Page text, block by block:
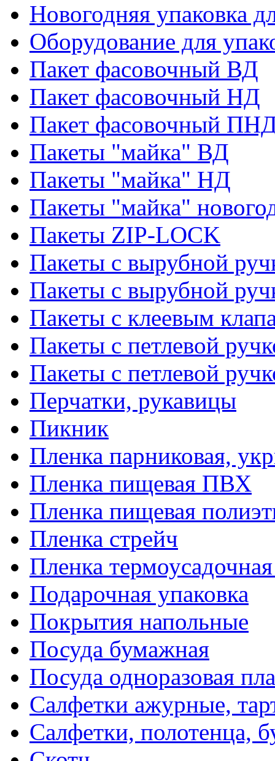
Новогодняя упаковка
Оборудование для
Пакет фасовочный ВД
Пакет фасовочный НД
Пакет фасовочный
Пакеты "майка" ВД
Пакеты "майка" НД
Пакеты "майка"
Пакеты ZIP-LOCK
Пакеты с вырубной
Пакеты с вырубной
Пакеты с клеевым
Пакеты с петлевой
Пакеты с петлевой
Перчатки, рукавицы
Пикник
Пленка парниковая,
Пленка пищевая ПВХ
Пленка пищевая
Пленка стрейч
Пленка
Подарочная упаковка
Покрытия напольные
Посуда бумажная
Посуда одноразовая
Салфетки ажурные,
Салфетки, полотенца,